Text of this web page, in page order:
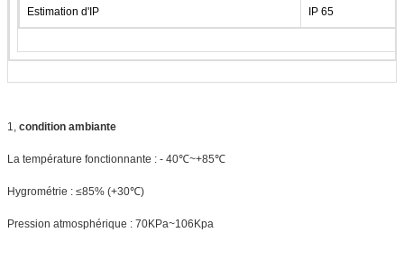
Estimation d'IP IP 65
1, condition ambiante
La température fonctionnante : - 40℃~+85℃
Hygrométrie : ≤85% (+30℃)
Pression atmosphérique : 70KPa~106Kpa